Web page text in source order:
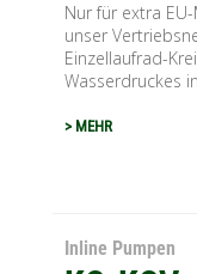
Nur für extra
unser
Einzellaufrad-
Wasserdruckes
> MEHR
Inline Pumpen